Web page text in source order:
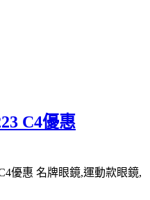
C4優惠
優惠 名牌眼鏡,運動款眼鏡,